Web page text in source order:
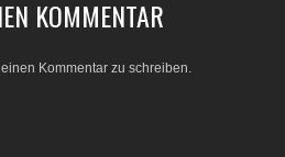
KOMMENTAR
Kommentar zu schreiben.